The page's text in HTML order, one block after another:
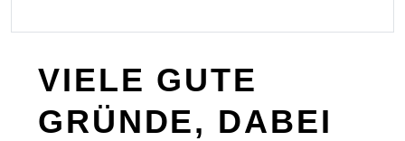
VIELE GUTE
GRÜNDE, DABEI